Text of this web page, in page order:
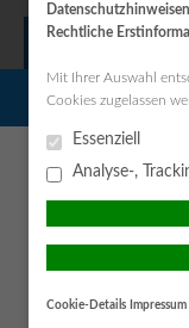
Zügig zum
Unsere Tätigkeit
unsere
Grundlage für unsere
unserer
Ich wünsche eine
Beratung und
Kontakt mit einem
Datenschutzhinweisen
Rechtliche
Mit Ihrer Auswahl
Cookies zugelassen
Essenziell
Analyse-,
Cookie-Details Impressum